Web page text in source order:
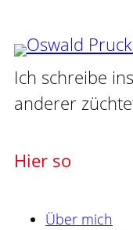
Ich schreibe
anderer
Hier so
Über mich